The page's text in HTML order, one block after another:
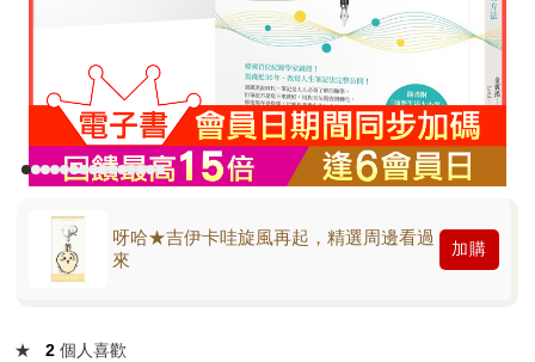
呀哈★吉伊卡哇旋風再起，精選周邊看過
來
加購
★ 2 個人喜歡